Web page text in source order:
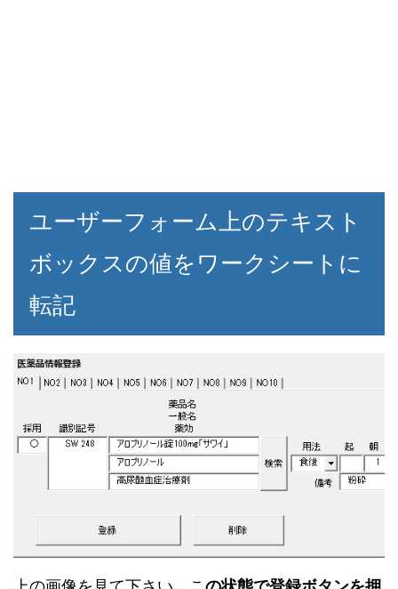
ユーザーフォーム上のテキスト
ボックスの値をワークシートに
転記